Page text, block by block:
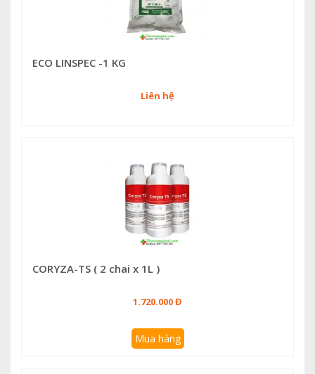
ECO LINSPEC -1 KG
Liên hệ
CORYZA-TS ( 2 chai x 1L )
1.720.000 Đ
Mua hàng